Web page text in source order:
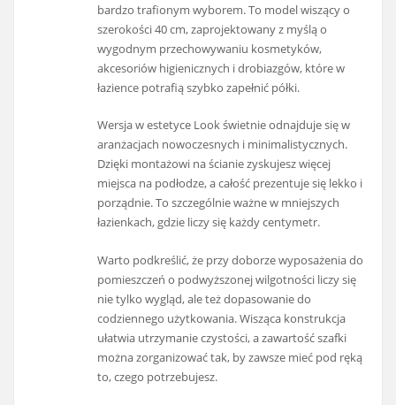
bardzo trafionym wyborem. To model wiszący o
szerokości 40 cm, zaprojektowany z myślą o
wygodnym przechowywaniu kosmetyków,
akcesoriów higienicznych i drobiazgów, które w
łazience potrafią szybko zapełnić półki.
Wersja w estetyce Look świetnie odnajduje się w
aranżacjach nowoczesnych i minimalistycznych.
Dzięki montażowi na ścianie zyskujesz więcej
miejsca na podłodze, a całość prezentuje się lekko i
porządnie. To szczególnie ważne w mniejszych
łazienkach, gdzie liczy się każdy centymetr.
Warto podkreślić, że przy doborze wyposażenia do
pomieszczeń o podwyższonej wilgotności liczy się
nie tylko wygląd, ale też dopasowanie do
codziennego użytkowania. Wisząca konstrukcja
ułatwia utrzymanie czystości, a zawartość szafki
można zorganizować tak, by zawsze mieć pod ręką
to, czego potrzebujesz.